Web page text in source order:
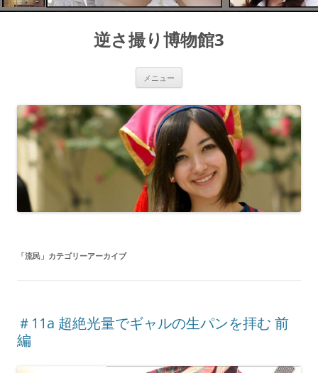
コ
プ
逆さ撮り博物館3
メニュー
「流民 」カテゴリーアーカイブ
＃11a 超絶光量でギャルの生パンを拝む 前
編